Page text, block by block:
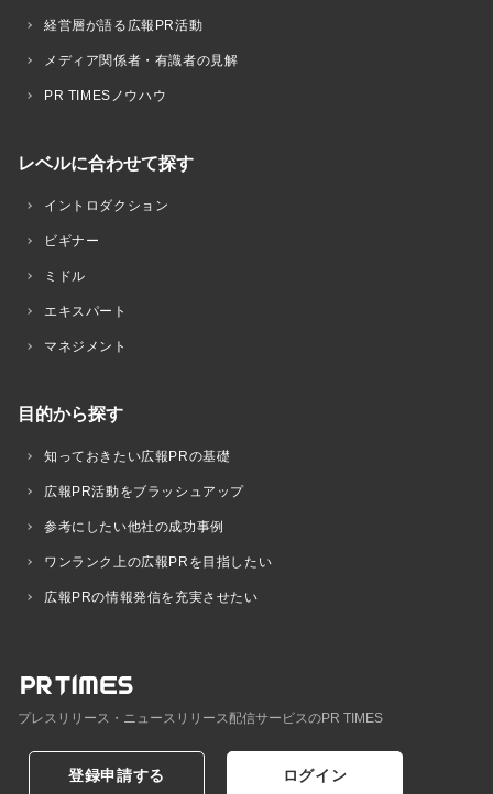
経営層が語る広報PR活動
メディア関係者・有識者の見解
PR TIMESノウハウ
レベルに合わせて探す
イントロダクション
ビギナー
ミドル
エキスパート
マネジメント
目的から探す
知っておきたい広報PRの基礎
広報PR活動をブラッシュアップ
参考にしたい他社の成功事例
ワンランク上の広報PRを目指したい
広報PRの情報発信を充実させたい
プレスリリース・ニュースリリース配信サービスのPR TIMES
登録申請する ログイン